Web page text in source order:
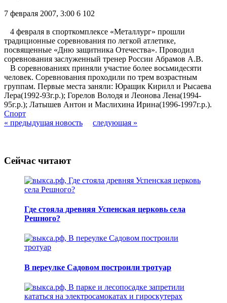
7 февраля 2007, 3:00 6 102
4 февраля в спорткомплексе «Металлург» прошли
традиционные соревнования по легкой атлетике,
посвященные «Дню защитника Отечества». Проводил
соревнования заслуженный тренер России Абрамов А.В.
В соревнованиях приняли участие более восьмидесяти
человек. Соревнования проходили по трем возрастным
группам. Первые места заняли: Юращик Кирилл и Рысаева
Лера(1992-93г.р.); Горелов Володя и Леонова Лена(1994-
95г.р.); Латышев Антон и Маслихина Ирина(1996-1997г.р.).
Спорт
« предыдущая новость
следующая »
Сейчас читают
Где стояла древняя Успенская церковь села
Решного?
В переулке Садовом построили тротуар